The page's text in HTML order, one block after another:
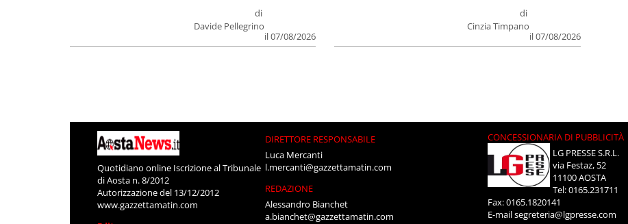
di
Davide Pellegrino
il 07/08/2026
di
Cinzia Timpano
il 07/08/2026
Quotidiano online Iscrizione al Tribunale
di Aosta n. 8/2012
Autorizzazione del 13/12/2012
www.gazzettamatin.com
DIRETTORE RESPONSABILE
Luca Mercanti
l.mercanti@gazzettamatin.com
REDAZIONE
Alessandro Bianchet
a.bianchet@gazzettamatin.com
CONCESSIONARIA DI PUBBLICITÀ
LG PRESSE S.R.L.
via Festaz, 52
11100 AOSTA
Tel: 0165.231711
Fax: 0165.1820141
E-mailsegreteria@lgpresse.com